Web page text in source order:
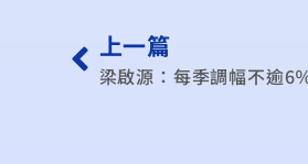
上一篇
梁啟源：每季調幅不逾6